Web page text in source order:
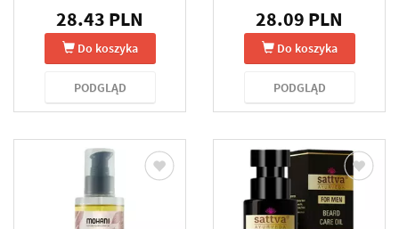
28.43 PLN
Do koszyka
PODGLĄD
28.09 PLN
Do koszyka
PODGLĄD